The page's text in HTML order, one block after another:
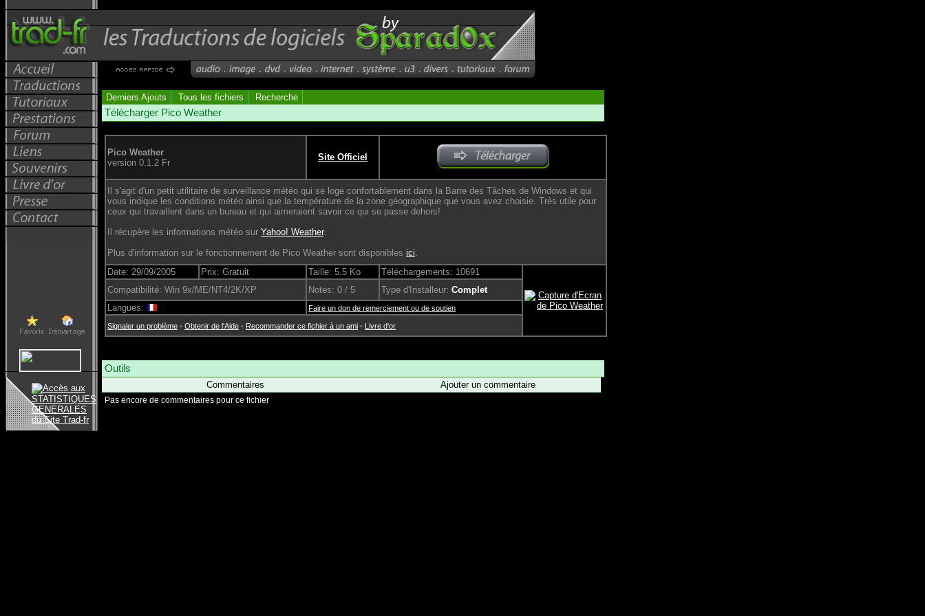
Derniers Ajouts Tous les fichiers Recherche
Télécharger Pico Weather
Pico Weather
version 0.1.2 Fr
Site Officiel
Il s'agit d'un petit utilitaire de surveillance météo qui se loge confortablement dans la Barre des Tâches de Windows et qui
vous indique les conditions météo ainsi que la température de la zone géographique que vous avez choisie. Très utile pour
ceux qui travaillent dans un bureau et qui aimeraient savoir ce qui se passe dehors!
Il récupère les informations météo sur Yahoo! Weather.
Plus d'information sur le fonctionnement de Pico Weather sont disponibles ici.
Date: 29/09/2005
Prix: Gratuit Taille: 5.5 Ko
Téléchargements: 10691
Compatibilité: Win 9x/ME/NT4/2K/XP
Notes: 0 / 5 Type d'Installeur: Complet
Langues:
Faire un don de remerciement ou de soutien
Signaler un problème • Obtenir de l'Aide • Recommander ce fichier à un ami • Livre d'or
Outils
Commentaires
Pas encore de commentaires pour ce fichier
Ajouter un commentaire